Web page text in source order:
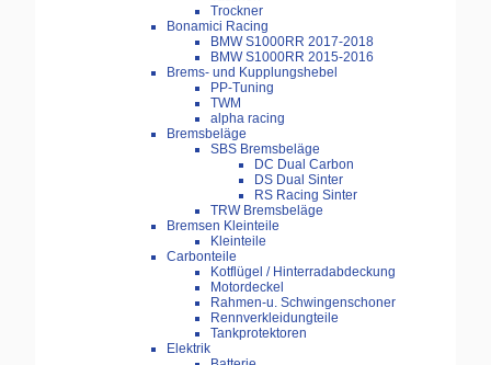
Trockner
Bonamici Racing
BMW S1000RR 2017-2018
BMW S1000RR 2015-2016
Brems- und Kupplungshebel
PP-Tuning
TWM
alpha racing
Bremsbeläge
SBS Bremsbeläge
DC Dual Carbon
DS Dual Sinter
RS Racing Sinter
TRW Bremsbeläge
Bremsen Kleinteile
Kleinteile
Carbonteile
Kotflügel / Hinterradabdeckung
Motordeckel
Rahmen-u. Schwingenschoner
Rennverkleidungteile
Tankprotektoren
Elektrik